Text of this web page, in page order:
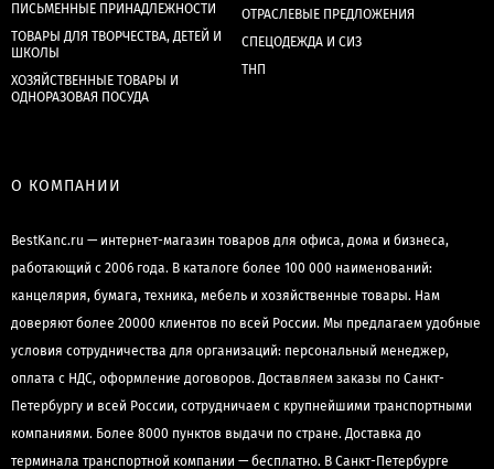
ПИСЬМЕННЫЕ ПРИНАДЛЕЖНОСТИ
ТОВАРЫ ДЛЯ ТВОРЧЕСТВА, ДЕТЕЙ И
ШКОЛЫ
ХОЗЯЙСТВЕННЫЕ ТОВАРЫ И
ОДНОРАЗОВАЯ ПОСУДА
ОТРАСЛЕВЫЕ ПРЕДЛОЖЕНИЯ
СПЕЦОДЕЖДА И СИЗ
ТНП
О КОМПАНИИ
BestKanc.ru — интернет-магазин товаров для офиса, дома и бизнеса,
работающий с 2006 года. В каталоге более 100 000 наименований:
канцелярия, бумага, техника, мебель и хозяйственные товары. Нам
доверяют более 20000 клиентов по всей России. Мы предлагаем удобные
условия сотрудничества для организаций: персональный менеджер,
оплата с НДС, оформление договоров. Доставляем заказы по Санкт-
Петербургу и всей России, сотрудничаем с крупнейшими транспортными
компаниями. Более 8000 пунктов выдачи по стране. Доставка до
терминала транспортной компании — бесплатно. В Санкт-Петербурге